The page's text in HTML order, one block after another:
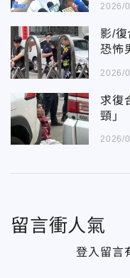
2026/
影/
恐怖
2026/
求復
頸」
2026/
留言衝人氣
登入留言